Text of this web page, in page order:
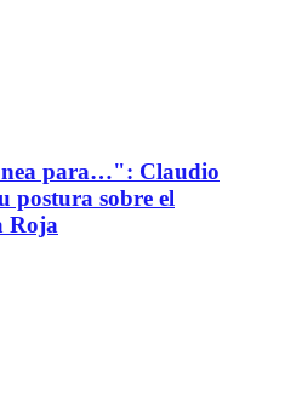
para…": Claudio
postura sobre el
Roja